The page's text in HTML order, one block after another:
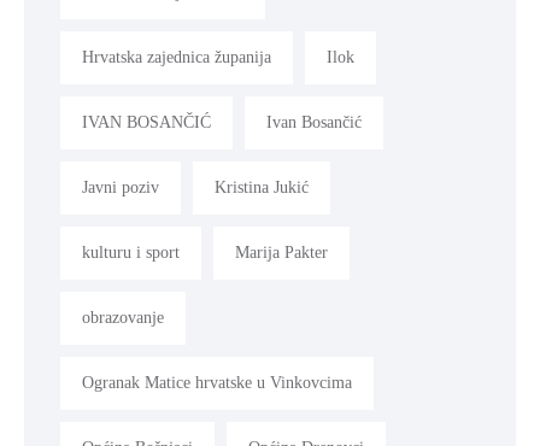
Hrvatska zajednica županija Ilok
IVAN BOSANČIĆ Ivan Bosančić
Javni poziv Kristina Jukić
kulturu i sport Marija Pakter
obrazovanje
Ogranak Matice hrvatske u Vinkovcima